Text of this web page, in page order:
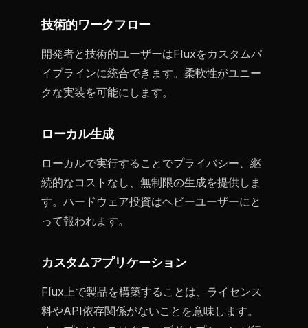
技術的ワークフロー
開発者と技術的ユーザーはFluxをカスタムパ
イプラインに統合できます。柔軟性がユニー
クな実装を可能にします。
ローカル生成
ローカルで実行することでプライバシー、継
続的なコストなし、無制限の生成を提供しま
す。ハードウェア投資はヘビーユーザーにと
って報われます。
カスタムアプリケーション
Flux上で製品を構築することは、ライセンス
料やAPI依存関係がないことを意味します。